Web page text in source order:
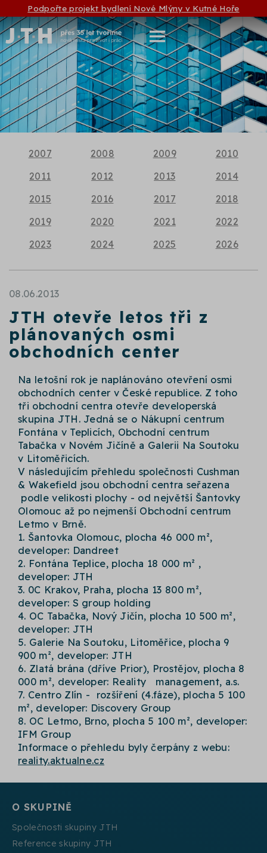
Podpořte projekt bydlení Nové Mlýny v Kutné Hoře
2007 2008 2009
2010
2011
2012 2013
2014
2015
2016 2017
2018
2019
2020 2021
2022
2023
2024 2025 2026
08.06.2013
JTH otevře letos tři z
plánovaných osmi
obchodních center
Na letošní rok je naplánováno otevření osmi
obchodních center v České republice. Z toho
tři obchodní centra otevře developerská
skupina JTH. Jedná se o Nákupní centrum
Fontána v Teplicích, Obchodní centrum
Tabačka v Novém Jičíně a Galerii Na Soutoku
v Litoměřicích.
V následujícím přehledu společnosti Cushman
& Wakefield jsou obchodní centra seřazena
podle velikosti plochy - od největší Šantovky
Olomouc až po nejmenší Obchodní centrum
Letmo v Brně.
1. Šantovka Olomouc, plocha 46 000 m²,
developer: Dandreet
2. Fontána Teplice, plocha 18 000 m² ,
developer: JTH
3. 0C Krakov, Praha, plocha 13 800 m²,
developer: S group holding
4. OC Tabačka, Nový Jičín, plocha 10 500 m²,
developer: JTH
5. Galerie Na Soutoku, Litoměřice, plocha 9
900 m², developer: JTH
6. Zlatá brána (dříve Prior), Prostějov, plocha 8
000 m², developer: Reality management, a.s.
7. Centro Zlín - rozšíření (4.fáze), plocha 5 100
m², developer: Discovery Group
8. OC Letmo, Brno, plocha 5 100 m², developer:
IFM Group
Informace o přehledu byly čerpány z webu:
reality.aktualne.cz
O SKUPINĚ
Společnosti skupiny JTH
Reference skupiny JTH